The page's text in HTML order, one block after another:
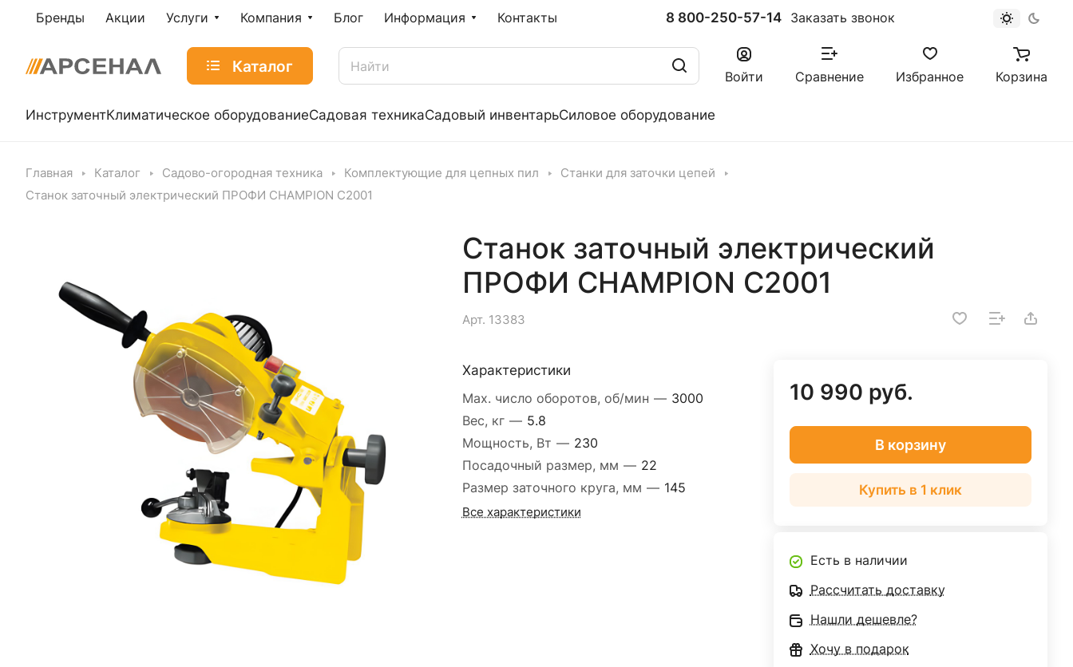
Бренды Акции Услуги Компания Блог Информация Контакты 8 800-250-57-14 Заказать звонок
Каталог
Войти Сравнение Избранное Корзина
ИнструментКлиматическое оборудованиеСадовая техникаСадовый инвентарьСиловое оборудование
Главная Каталог Садово-огородная техника Комплектующие для цепных пил
Станки для заточки цепей
Станок заточный электрический ПРОФИ CHAMPION C2001
Станок заточный электрический
ПРОФИ CHAMPION C2001
Арт. 13383
Характеристики
Max. число оборотов, об/мин — 3000
Вес, кг — 5.8
Мощность, Вт — 230
Посадочный размер, мм — 22
Размер заточного круга, мм — 145
Все характеристики
10 990 руб.
В корзину
Купить в 1 клик
Есть в наличии
Рассчитать доставку
Нашли дешевле?
Хочу в подарок